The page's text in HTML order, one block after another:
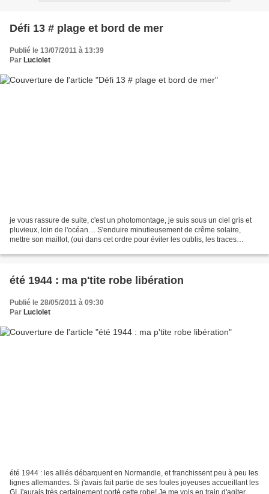
Défi 13 # plage et bord de mer
Publié le 13/07/2011 à 13:39
Par Luciolet
je vous rassure de suite, c'est un photomontage, je suis sous un ciel gris et
pluvieux, loin de l'océan.... S'enduire minutieusement de crême solaire,
mettre son maillot, (oui dans cet ordre pour éviter les oublis, les traces
été 1944 : ma p'tite robe libération
Publié le 28/05/2011 à 09:30
Par Luciolet
été 1944 : les alliés débarquent en Normandie, et franchissent peu à peu les
lignes allemandes. Si j'avais fait partie de ses foules joyeuses accueillant les
GI, j'aurais très certainement porté cette robe! Je me vois en train d'agiter